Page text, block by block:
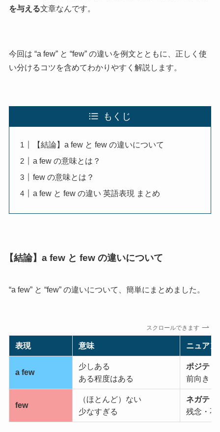
を与える文章なんです。
今回は “a few” と “few” の違いを例文とともに、正しく使
い分けるコツを含めてわかりやすく解説します。
もくじ
【結論】a few と few の違いについて
a few の意味とは？
few の意味とは？
a few と few の違い 英語表現 まとめ
【結論】a few と few の違いについて
“a few” と “few” の違いについて、簡単にまとめました。
スクロールできます
表現 意味 ニュアン
a few
少しある
ある程度はある
ポジティ
前向き
few
（ほとんど）ない
少なすぎる
ネガティ
残念・不